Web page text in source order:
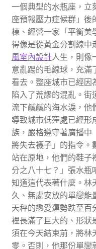
一個典型的水瓶座，立
座預報壓力症候群」後
棟、經營一家「平衡美
得像是從黃金分割線中
風室內設計人生，則像
意亂踢的毛線球，充滿
看去。整座城市已經因
陷入了荒謬的混亂。
流下鹹鹹的海水淚，他
導致城市低窪處已經形
族，嚴格遵守著廣播中
將失去襪子」的指令。
站在原地，他們的鞋子
分之八十七？」張水瓶
知道這代表著什麼。林
久、無處安放的單戀能
天秤的戀愛運勢跌至百
裡長滿了巨大的、形狀
須在今天結束前，將林
零。否則，他那份單戀